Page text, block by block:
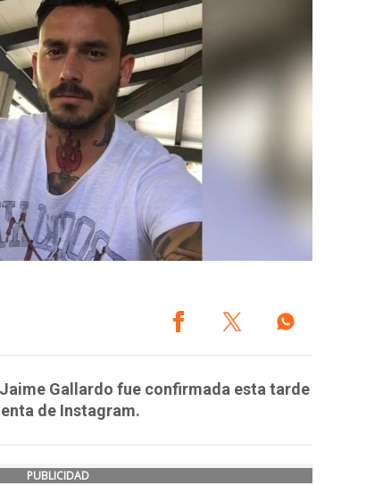
Gallardo fue confirmada esta tarde
de Instagram.
PUBLICIDAD